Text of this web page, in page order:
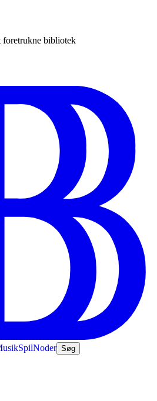
foretrukne bibliotek
SpilNoder Søg